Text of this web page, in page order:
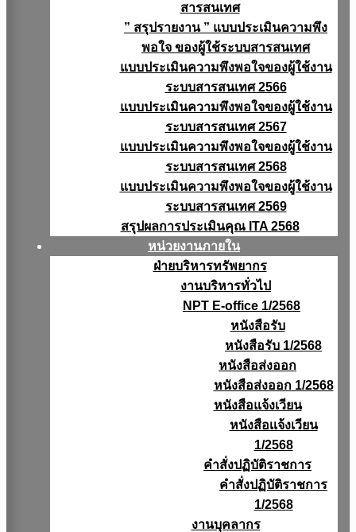
สารสนเทศ
” สรุปรายงาน ” แบบประเมินความพึง
พอใจ ของผู้ใช้ระบบสารสนเทศ
แบบประเมินความพึงพอใจของผู้ใช้งาน
ระบบสารสนเทศ 2566
แบบประเมินความพึงพอใจของผู้ใช้งาน
ระบบสารสนเทศ 2567
แบบประเมินความพึงพอใจของผู้ใช้งาน
ระบบสารสนเทศ 2568
แบบประเมินความพึงพอใจของผู้ใช้งาน
ระบบสารสนเทศ 2569
สรุปผลการประเมินคุณ ITA 2568
หน่วยงานภายใน
ฝ่ายบริหารทรัพยากร
งานบริหารทั่วไป
NPT E-office 1/2568
หนังสือรับ
หนังสือรับ 1/2568
หนังสือส่งออก
หนังสือส่งออก 1/2568
หนังสือแจ้งเวียน
หนังสือเเจ้งเวียน
1/2568
คำสั่งปฏิบัติราชการ
คำสั่งปฏิบัติราชการ
1/2568
งานบุคลากร